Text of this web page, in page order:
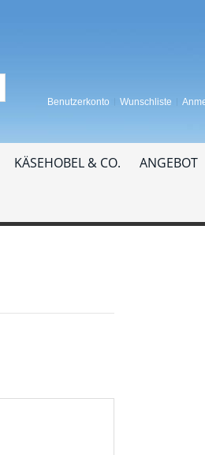
Benutzerkonto Wunschliste
KÄSEHOBEL & CO. ANGEBOT